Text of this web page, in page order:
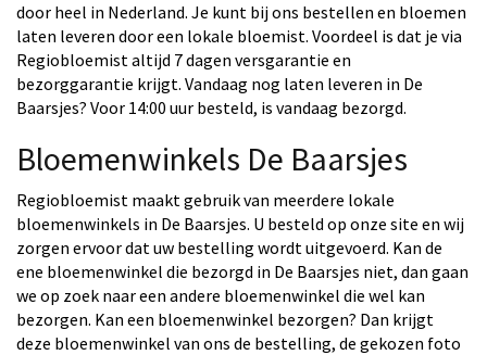
door heel in Nederland. Je kunt bij ons bestellen en bloemen
laten leveren door een lokale bloemist. Voordeel is dat je via
Regiobloemist altijd 7 dagen versgarantie en
bezorggarantie krijgt. Vandaag nog laten leveren in De
Baarsjes? Voor 14:00 uur besteld, is vandaag bezorgd.
Bloemenwinkels De Baarsjes
Regiobloemist maakt gebruik van meerdere lokale
bloemenwinkels in De Baarsjes. U besteld op onze site en wij
zorgen ervoor dat uw bestelling wordt uitgevoerd. Kan de
ene bloemenwinkel die bezorgd in De Baarsjes niet, dan gaan
we op zoek naar een andere bloemenwinkel die wel kan
bezorgen. Kan een bloemenwinkel bezorgen? Dan krijgt
deze bloemenwinkel van ons de bestelling, de gekozen foto